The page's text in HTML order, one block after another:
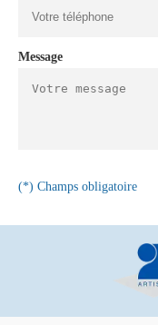
Message
(*) Champs obligatoire